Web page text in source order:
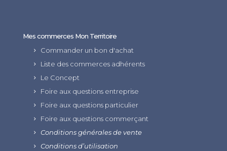
Mes commerces Mon Territoire
Commander un bon d'achat
Liste des commerces adhérents
Le Concept
Foire aux questions entreprise
Foire aux questions particulier
Foire aux questions commerçant
Conditions générales de vente
Conditions d’utilisation